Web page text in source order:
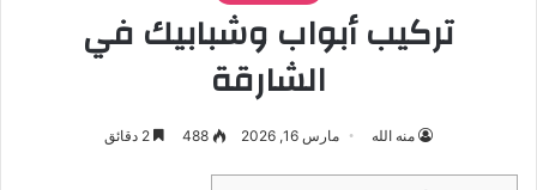
تركيب أبواب وشبابيك في
الشارقة
منه الله مارس 16, 2026 488